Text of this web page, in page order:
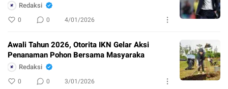
Redaksi
0 0 4/01/2026
Awali Tahun 2026, Otorita IKN Gelar Aksi
Penanaman Pohon Bersama Masyaraka
Redaksi
0 0 3/01/2026